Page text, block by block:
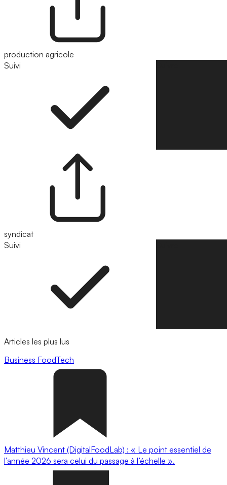
production agricole
Suivi
syndicat
Suivi
Articles les plus lus
Business FoodTech
Matthieu Vincent (DigitalFoodLab) : « Le point essentiel de
l’année 2026 sera celui du passage à l’échelle ».